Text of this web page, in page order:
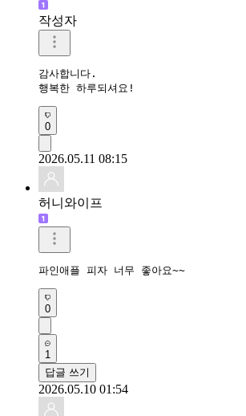
작성자
감사합니다.
행복한 하루되셔요!
0
2026.05.11 08:15
허니와이프
파인애플 피자 너무 좋아요~~
0
1
답글 쓰기
2026.05.10 01:54